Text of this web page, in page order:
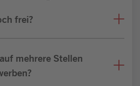
frei?
mehrere Stellen